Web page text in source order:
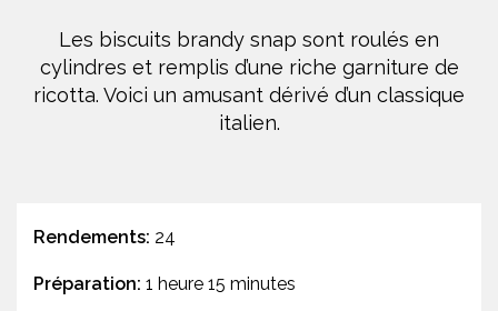
Les biscuits brandy snap sont roulés en
cylindres et remplis d’une riche garniture de
ricotta. Voici un amusant dérivé d’un classique
italien.
Rendements: 24
Préparation: 1 heure 15 minutes